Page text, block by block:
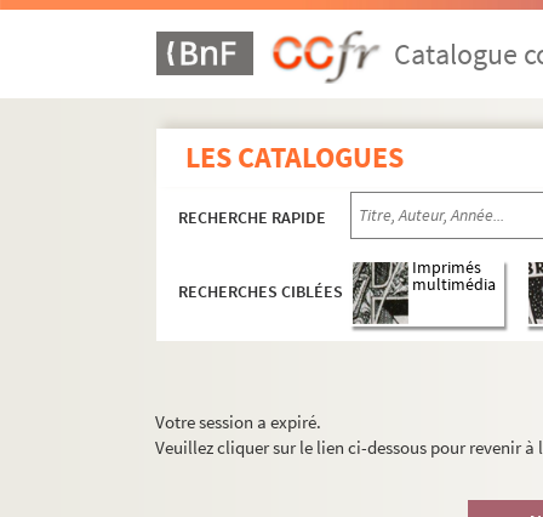
Catalogue
LES CATALOGUES
RECHERCHE RAPIDE
RECHERCHES CIBLÉES
Imprimés
multimédia
Votre session a expiré.
Veuillez cliquer sur le lien ci-dessous pour revenir